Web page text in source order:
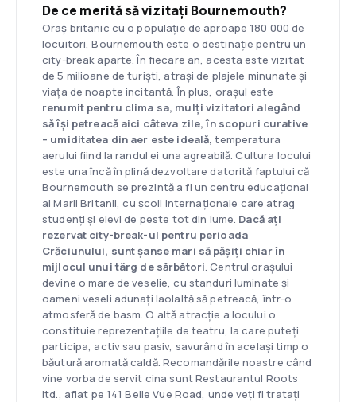
De ce merită să vizitați Bournemouth?
Oraș britanic cu o populație de aproape 180 000 de
locuitori, Bournemouth este o destinație pentru un
city-break aparte. În fiecare an, acesta este vizitat
de 5 milioane de turiști, atrași de plajele minunate și
viața de noapte incitantă. În plus, orașul este
renumit pentru clima sa, mulți vizitatori alegând
să își petreacă aici câteva zile, în scopuri curative
– umiditatea din aer este ideală, temperatura
aerului fiind la randul ei una agreabilă. Cultura locului
este una încă în plină dezvoltare datorită faptului că
Bournemouth se prezintă a fi un centru educațional
al Marii Britanii, cu școli internaționale care atrag
studenți și elevi de peste tot din lume. Dacă ați
rezervat city-break-ul pentru perioada
Crăciunului, sunt șanse mari să pășiți chiar în
mijlocul unui târg de sărbători. Centrul orașului
devine o mare de veselie, cu standuri luminate și
oameni veseli adunați laolaltă să petreacă, într-o
atmosferă de basm. O altă atracție a locului o
constituie reprezentațiile de teatru, la care puteți
participa, activ sau pasiv, savurând în același timp o
băutură aromată caldă. Recomandările noastre când
vine vorba de servit cina sunt Restaurantul Roots
ltd., aflat pe 141 Belle Vue Road, unde veți fi tratați